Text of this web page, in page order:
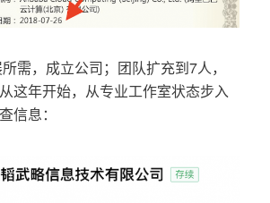
需，成立公司；团队扩充到7人，
这年开始，从专业工作室状态步入
信息：